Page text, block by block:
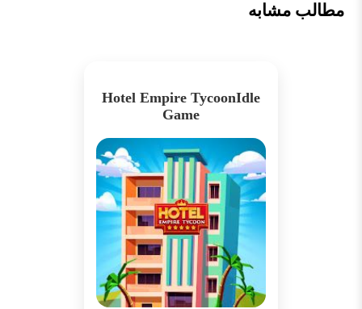
مطالب مشابه
Hotel Empire TycoonIdle
Game